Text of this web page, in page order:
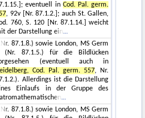
eventuell in Cod. Pal. germ.
, 92v [Nr. 87.1.2.]; auch St. Gallen,
760, S. 120 [Nr. 87.1.14.] weicht
der Darstellung ein
Nr. 87.1.8.) sowie London, MS Germ
(Nr. 87.1.5.) für die Bildlücken
(eventuell auch in
Cod. Pal. germ. 557, Nr.
Allerdings ist die Darstellung
Einlaufs in der Gruppe des
Nr. 87.1.8.) sowie London, MS Germ